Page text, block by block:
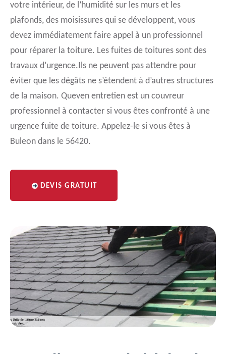
votre intérieur, de l’humidité sur les murs et les
plafonds, des moisissures qui se développent, vous
devez immédiatement faire appel à un professionnel
pour réparer la toiture. Les fuites de toitures sont des
travaux d’urgence.Ils ne peuvent pas attendre pour
éviter que les dégâts ne s’étendent à d’autres structures
de la maison. Queven entretien est un couvreur
professionnel à contacter si vous êtes confronté à une
urgence fuite de toiture. Appelez-le si vous êtes à
Buleon dans le 56420.
DEVIS GRATUIT